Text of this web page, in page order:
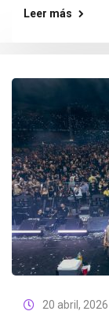
Leer más
20 abril, 2026